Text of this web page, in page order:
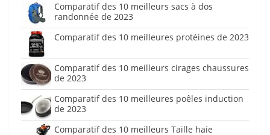
Comparatif des 10 meilleurs sacs à dos
randonnée de 2023
Comparatif des 10 meilleures protéines de 2023
Comparatif des 10 meilleurs cirages chaussures
de 2023
Comparatif des 10 meilleures poêles induction
de 2023
Comparatif des 10 meilleurs Taille haie